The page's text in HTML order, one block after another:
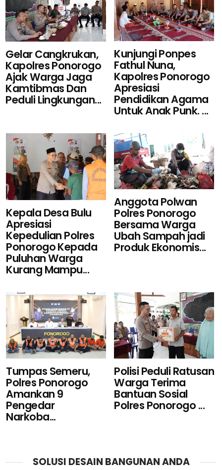
Gelar Cangkrukan,
Kapolres Ponorogo
Ajak Warga Jaga
Kamtibmas Dan
Peduli Lingkungan...
Kunjungi Ponpes
Fathul Nuna,
Kapolres Ponorogo
Apresiasi
Pendidikan Agama
Untuk Anak Punk. ...
Kepala Desa Bulu
Apresiasi
Kepedulian Polres
Ponorogo Kepada
Puluhan Warga
Kurang Mampu...
Anggota Polwan
Polres Ponorogo
Bersama Warga
Ubah Sampah jadi
Produk Ekonomis...
Tumpas Semeru,
Polres Ponorogo
Amankan 9
Pengedar
Narkoba...
Polisi Peduli Ratusan
Warga Terima
Bantuan Sosial
Polres Ponorogo ...
SOLUSI DESAIN BANGUNAN ANDA